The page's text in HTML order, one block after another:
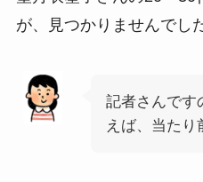
が、見つかりませんでし
記者さんです
えば、当たり